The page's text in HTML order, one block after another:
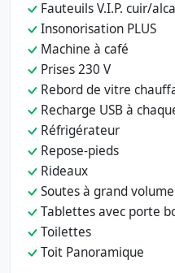
Fauteuils V.I.P. cuir/
Insonorisation PLUS
Machine à café
Prises 230 V
Rebord de vitre
Recharge USB à
Réfrigérateur
Repose-pieds
Rideaux
Soutes à grand volume
Tablettes avec porte
Toilettes
Toit Panoramique